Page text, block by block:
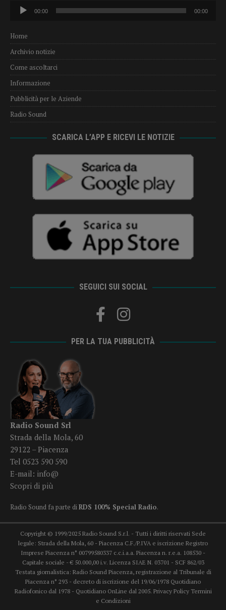
Audio
Player
00:00 00:00
Home
Archivio notizie
Come ascoltarci
Informazione
Pubblicità per le Aziende
Radio Sound
SCARICA L’APP E RICEVI LE NOTIZIE
SEGUICI SUI SOCIAL
PER LA TUA PUBBLICITÀ
Radio Sound Srl
Strada della Mola, 60
29122 – Piacenza
Tel 0523 590 590
E-mail: info@
Scopri di più
Radio Sound fa parte diRDS 100% Special Radio.
Copyright © 1999/2025 Radio Sound S.r.l. - Tutti i diritti riservati Sede
legale: Strada della Mola, 60 - Piacenza C.F./P.IVA e iscrizione Registro
Imprese Piacenza n° 00799580337 c.c.i.a.a. Piacenza n. r.e.a. 108530 -
Capitale sociale - € 50.000,00 i.v. Licenza SIAE N. 03701 - SCF 862/03
Testata giornalistica: Radio Sound Piacenza, registrazione al Tribunale di
Piacenza n° 293 - decreto di iscrizione del 19/06/1978 Quotidiano
Radiofonico dal 1978 - Quotidiano OnLine dal 2005. Privacy Policy Termini
e Condizioni